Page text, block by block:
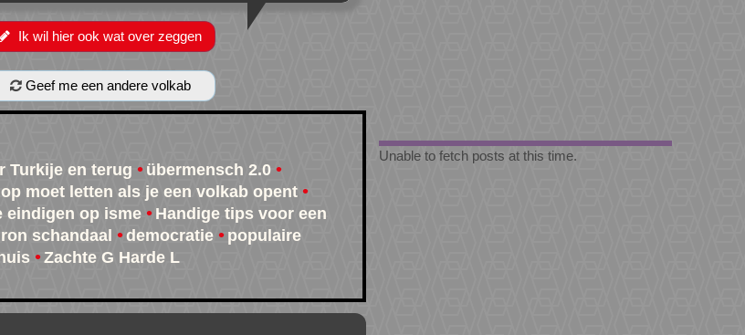
Ik wil hier ook wat over zeggen
Geef me een andere volkab
Turkije en terug
übermensch 2.0
moet letten als je een volkab opent
eindigen op isme
Handige tips voor een
schandaal democratie
populaire
Zachte G Harde L
Unable to fetch posts at this time.